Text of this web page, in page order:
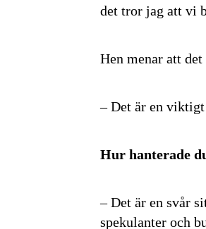
det tror jag att vi
Hen menar att
– Det är en
Hur hanterade
– Det är en svår
spekulanter och